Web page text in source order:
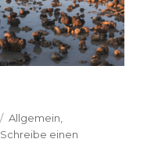
Kategorien
Allgemein
Schreibe einen